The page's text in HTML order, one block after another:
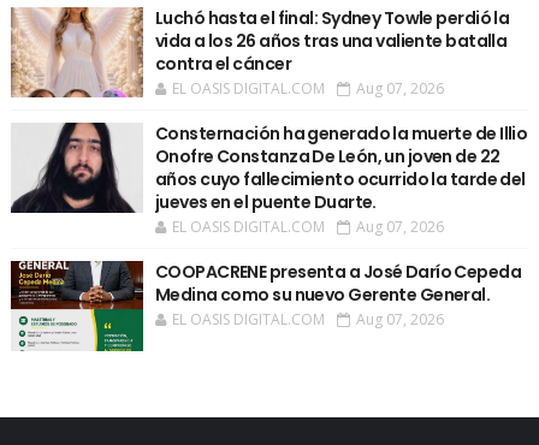
Luchó hasta el final: Sydney Towle perdió la
vida a los 26 años tras una valiente batalla
contra el cáncer
EL OASIS DIGITAL.COM Aug 07, 2026
Consternación ha generado la muerte de Illio
Onofre Constanza De León, un joven de 22
años cuyo fallecimiento ocurrido la tarde del
jueves en el puente Duarte.
EL OASIS DIGITAL.COM Aug 07, 2026
COOPACRENE presenta a José Darío Cepeda
Medina como su nuevo Gerente General.
EL OASIS DIGITAL.COM Aug 07, 2026